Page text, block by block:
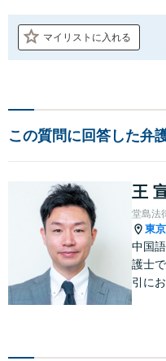
マイリストに入れる
この質問に回答した弁
王
堂島法
東
中国
護士
引に